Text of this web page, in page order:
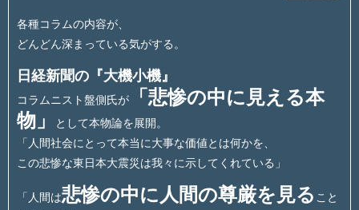
各種コラムの内容が、
どんどん深まっている気がする。
日経新聞の『大機小機』
コラムニスト盤側氏が
「悲惨の中に見える本
物」
として本物論を展開。
「人間社会にとって本当に大事な価値とは何かを、
この悲惨な東日本大震災は我々に示してくれている」
「人間は悲惨の中に人間の尊厳を見る こと